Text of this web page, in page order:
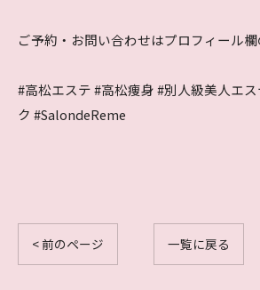
ご予約・お問い合わせはプロフィール
#高松エステ #高松痩身 #別人級美人エ
ク #SalondeReme
< 前のページ 一覧に戻る